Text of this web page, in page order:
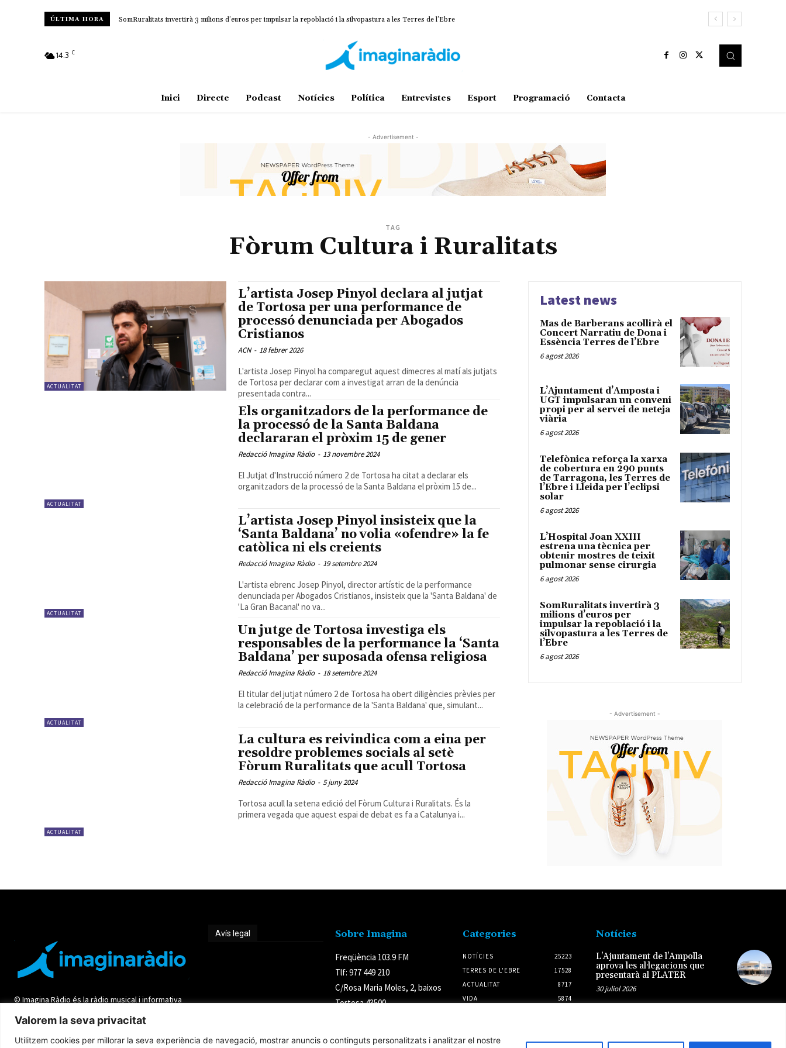
Valorem la seva privacitat
Utilitzem cookies per millorar la seva experiència de navegació, mostrar anuncis o continguts personalitzats i analitzar el nostre
ÚLTIMA HORA SomRuralitats invertirà 3 milions d’euros per impulsar la repoblació i la silvopastura a les Terres de l’Ebre
14.3 C
Inici Directe Podcast Notícies Política Entrevistes Esport Programació Contacta
- Advertisement -
TAG
Fòrum Cultura i Ruralitats
ACTUALITAT
L’artista Josep Pinyol declara al jutjat
de Tortosa per una performance de
processó denunciada per Abogados
Cristianos
ACN - 18 febrer 2026
L'artista Josep Pinyol ha comparegut aquest dimecres al matí als jutjats
de Tortosa per declarar com a investigat arran de la denúncia
presentada contra...
ACTUALITAT
Els organitzadors de la performance de
la processó de la Santa Baldana
declararan el pròxim 15 de gener
Redacció Imagina Ràdio - 13 novembre 2024
El Jutjat d'Instrucció número 2 de Tortosa ha citat a declarar els
organitzadors de la processó de la Santa Baldana el pròxim 15 de...
ACTUALITAT
L’artista Josep Pinyol insisteix que la
‘Santa Baldana’ no volia «ofendre» la fe
catòlica ni els creients
Redacció Imagina Ràdio - 19 setembre 2024
L'artista ebrenc Josep Pinyol, director artístic de la performance
denunciada per Abogados Cristianos, insisteix que la 'Santa Baldana' de
'La Gran Bacanal' no va...
ACTUALITAT
Un jutge de Tortosa investiga els
responsables de la performance la ‘Santa
Baldana’ per suposada ofensa religiosa
Redacció Imagina Ràdio - 18 setembre 2024
El titular del jutjat número 2 de Tortosa ha obert diligències prèvies per
la celebració de la performance de la 'Santa Baldana' que, simulant...
ACTUALITAT
La cultura es reivindica com a eina per
resoldre problemes socials al setè
Fòrum Ruralitats que acull Tortosa
Redacció Imagina Ràdio - 5 juny 2024
Tortosa acull la setena edició del Fòrum Cultura i Ruralitats. És la
primera vegada que aquest espai de debat es fa a Catalunya i...
Latest news
Mas de Barberans acollirà el
Concert Narratiu de Dona i
Essència Terres de l’Ebre
6 agost 2026
L’Ajuntament d’Amposta i
UGT impulsaran un conveni
propi per al servei de neteja
viària
6 agost 2026
Telefònica reforça la xarxa
de cobertura en 290 punts
de Tarragona, les Terres de
l’Ebre i Lleida per l’eclipsi
solar
6 agost 2026
L’Hospital Joan XXIII
estrena una tècnica per
obtenir mostres de teixit
pulmonar sense cirurgia
6 agost 2026
SomRuralitats invertirà 3
milions d’euros per
impulsar la repoblació i la
silvopastura a les Terres de
l’Ebre
6 agost 2026
- Advertisement -
© Imagina Ràdio és la ràdio musical i informativa
privada mantenim l'essència de servei públic per
Avís legal Sobre Imagina
Freqüència 103.9 FM
Tlf: 977 449 210
C/Rosa Maria Moles, 2, baixos
Tortosa 43500
Categories
NOTÍCIES
25223
TERRES DE L'EBRE
17528
ACTUALITAT
8717
VIDA
5874
Notícies
L’Ajuntament de l’Ampolla
aprova les al·legacions que
presentarà al PLATER
30 juliol 2026